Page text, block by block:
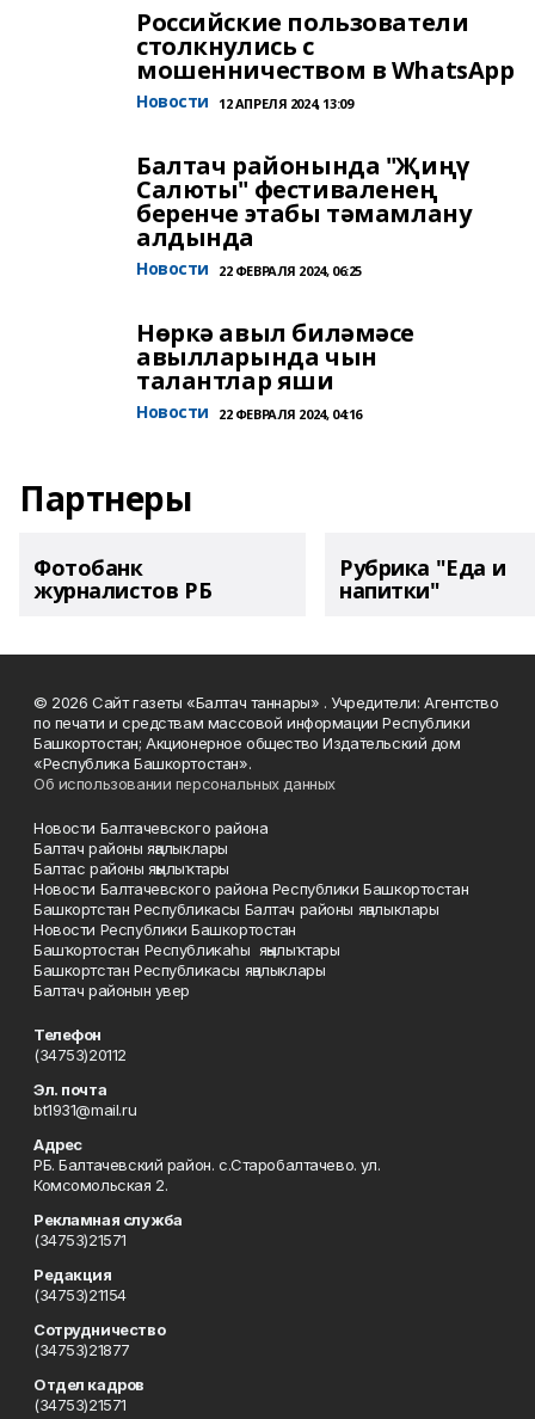
Российские пользователи
столкнулись с
мошенничеством в WhatsApp
Новости 12 АПРЕЛЯ 2024, 13:09
Балтач районында "Җиңү
Салюты" фестиваленең
беренче этабы тәмамлану
алдында
Новости 22 ФЕВРАЛЯ 2024, 06:25
Нөркә авыл биләмәсе
авылларында чын
талантлар яши
Новости 22 ФЕВРАЛЯ 2024, 04:16
Партнеры
Фотобанк
журналистов РБ
Рубрика "Еда и
напитки"
© 2026 Сайт газеты «Балтач таннары» . Учредители: Агентство
по печати и средствам массовой информации Республики
Башкортостан; Акционерное общество Издательский дом
«Республика Башкортостан».
Об использовании персональных данных
Новости Балтачевского района
Балтач районы яңалыклары
Балтас районы яңылыҡтары
Новости Балтачевского района Республики Башкортостан
Башкортстан Республикасы Балтач районы яңалыклары
Новости Республики Башкортостан
Башҡортостан Республикаһы яңылыҡтары
Башкортстан Республикасы яңалыклары
Балтач районын увер
Телефон
(34753)20112
Эл. почта
bt1931@mail.ru
Адрес
РБ. Балтачевский район. с.Старобалтачево. ул.
Комсомольская 2.
Рекламная служба
(34753)21571
Редакция
(34753)21154
Сотрудничество
(34753)21877
Отдел кадров
(34753)21571